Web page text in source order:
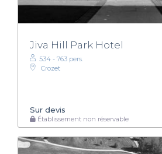
Jiva Hill Park Hotel
534 - 763 pers.
Crozet
Sur devis
Établissement non réservable